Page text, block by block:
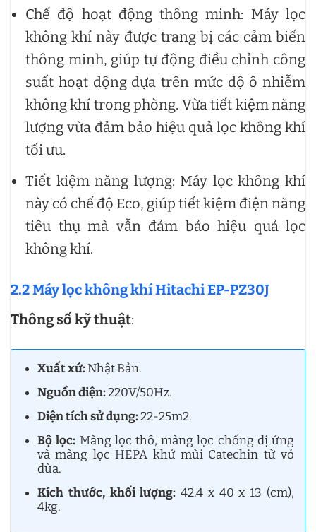
Chế độ hoạt động thông minh: Máy lọc
không khí này được trang bị các cảm biến
thông minh, giúp tự động điều chỉnh công
suất hoạt động dựa trên mức độ ô nhiễm
không khí trong phòng. Vừa tiết kiệm năng
lượng vừa đảm bảo hiệu quả lọc không khí
tối ưu.
Tiết kiệm năng lượng: Máy lọc không khí
này có chế độ Eco, giúp tiết kiệm điện năng
tiêu thụ mà vẫn đảm bảo hiệu quả lọc
không khí.
2.2 Máy lọc không khí Hitachi EP-PZ30J
Thông số kỹ thuật:
Xuất xứ:Nhật Bản.
Nguồn điện:220V/50Hz.
Diện tích sử dụng:22-25m2.
Bộ lọc: Màng lọc thô, màng lọc chống dị ứng
và màng lọc HEPA khử mùi Catechin từ vỏ
dừa.
Kích thước, khối lượng: 42.4 x 40 x 13 (cm),
4kg.